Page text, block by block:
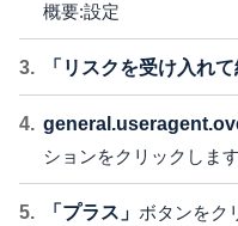
概要:設定
「リスクを受け入れて
ションをクリックします
「プラス」 ボタンをク